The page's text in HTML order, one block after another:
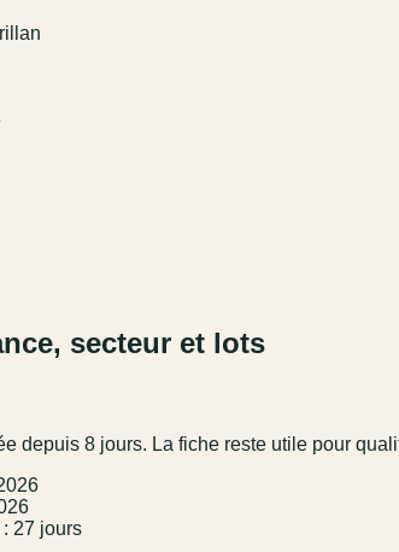
secteur et lots
depuis 8 jours. La fiche reste utile pour
27 jours